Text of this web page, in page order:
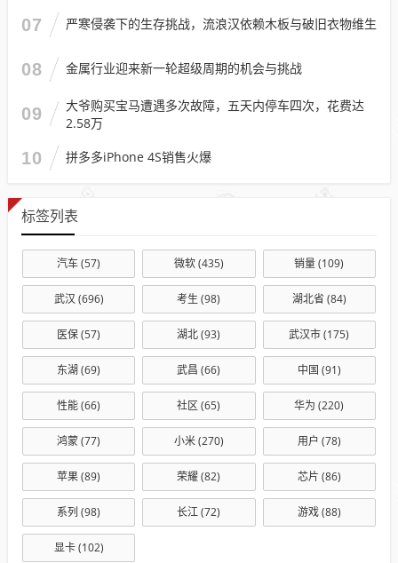
07 严寒侵袭下的生存挑战，流浪汉依赖木板与破旧衣物维生
08 金属行业迎来新一轮超级周期的机会与挑战
09
大爷购买宝马遭遇多次故障，五天内停车四次，花费达
2.58万
10 拼多多iPhone 4S销售火爆
标签列表
汽车(57) 微软(435) 销量(109)
武汉 (696) 考生 (98) 湖北省 (84)
医保(57) 湖北(93) 武汉市(175)
东湖 (69) 武昌 (66) 中国 (91)
性能(66) 社区 (65) 华为 (220)
鸿蒙(77) 小米(270) 用户 (78)
苹果(89) 荣耀(82) 芯片 (86)
系列 (98) 长江(72) 游戏(88)
显卡(102)